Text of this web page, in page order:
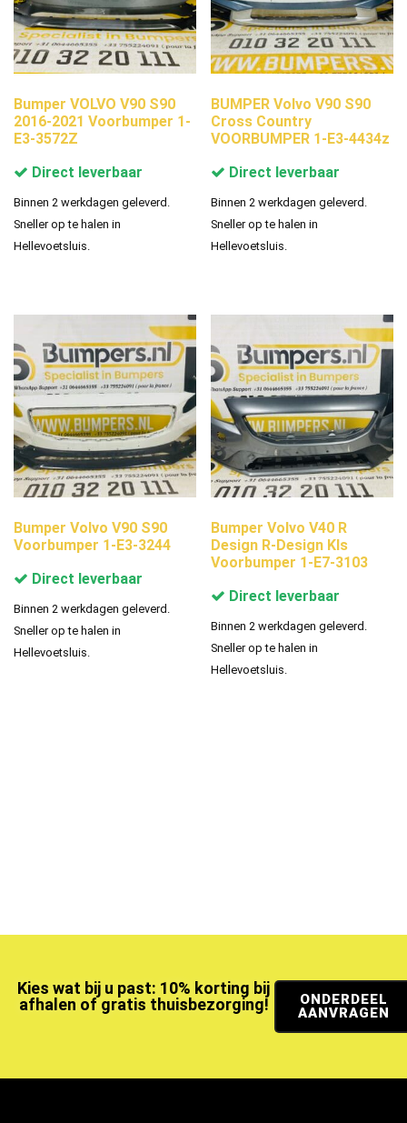
Bumper VOLVO V90 S90
2016-2021 Voorbumper 1-
E3-3572Z
Direct leverbaar
Binnen 2 werkdagen geleverd.
Sneller op te halen in
Hellevoetsluis.
BUMPER Volvo V90 S90
Cross Country
VOORBUMPER 1-E3-4434z
Direct leverbaar
Binnen 2 werkdagen geleverd.
Sneller op te halen in
Hellevoetsluis.
Bumper Volvo V90 S90
Voorbumper 1-E3-3244
Direct leverbaar
Binnen 2 werkdagen geleverd.
Sneller op te halen in
Hellevoetsluis.
Bumper Volvo V40 R
Design R-Design Kls
Voorbumper 1-E7-3103
Direct leverbaar
Binnen 2 werkdagen geleverd.
Sneller op te halen in
Hellevoetsluis.
Kies wat bij u past: 10% korting bij
afhalen of gratis thuisbezorging!
ONDERDEEL
AANVRAGEN